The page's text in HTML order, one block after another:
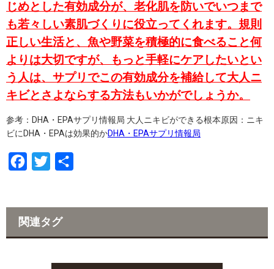
じめとした有効成分が、老化肌を防いでいつまで
も若々しい素肌づくりに役立ってくれます。規則
正しい生活と、魚や野菜を積極的に食べること何
よりは大切ですが、もっと手軽にケアしたいとい
う人は、サプリでこの有効成分を補給して大人ニ
キビとさよならする方法もいかがでしょうか。
参考：DHA・EPAサプリ情報局 大人ニキビができる根本原因：ニキ
ビにDHA・EPAは効果的かDHA・EPAサプリ情報局
e
b
t
関連タグ